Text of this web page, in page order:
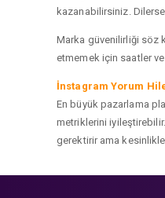
kazanabilirsiniz.
Marka güvenilirliği söz
etmemek için saatler
İnstagram Yorum
En büyük pazarlama
metriklerini
gerektirir ama